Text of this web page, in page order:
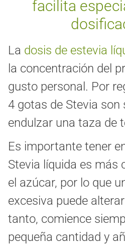
facilita
La dosis de estevia
la concentración del
gusto personal. Por
4 gotas de Stevia son
endulzar una taza de
Es importante tener
Stevia líquida es más
el azúcar, por lo que
excesiva puede
tanto, comience
pequeña cantidad y